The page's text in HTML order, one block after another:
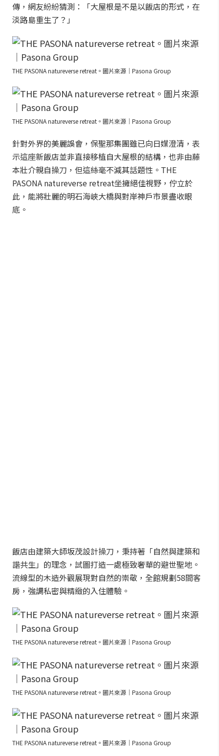
傳，網友紛紛猜測：「大屋根是不是以飯店的形式，在
淡路島重生了？」
THE PASONA natureverse retreat。圖片來源｜Pasona Group
THE PASONA natureverse retreat。圖片來源｜Pasona Group
針對外界的美麗誤會，保聖那集團雖已向日媒澄清，表
示這座新飯店並非直接移植自大屋根的結構，也非由藤
本壯介親自操刀，但這絲毫不減其話題性。THE
PASONA natureverse retreat坐擁絕佳視野，佇立於
此，能將壯麗的明石海峽大橋與對岸神戶市景盡收眼
底。
飯店由建築大師坂茂設計操刀，秉持著「自然與建築和
諧共生」的理念，試圖打造一處極致奢華的避世聖地。
流線型的木造外觀展現對自然的崇敬，全館規劃58間客
房，強調私密與精緻的入住體驗。
THE PASONA natureverse retreat。圖片來源｜Pasona Group
THE PASONA natureverse retreat。圖片來源｜Pasona Group
THE PASONA natureverse retreat。圖片來源｜Pasona Group